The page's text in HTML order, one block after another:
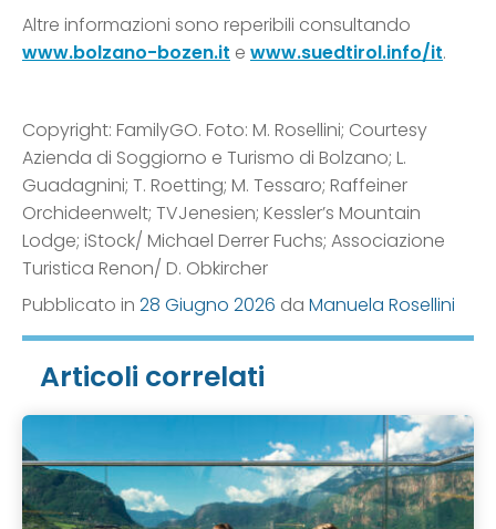
Altre informazioni sono reperibili consultando
www.bolzano-bozen.it e www.suedtirol.info/it.
Copyright: FamilyGO. Foto: M. Rosellini; Courtesy
Azienda di Soggiorno e Turismo di Bolzano; L.
Guadagnini; T. Roetting; M. Tessaro; Raffeiner
Orchideenwelt; TVJenesien; Kessler’s Mountain
Lodge; iStock/ Michael Derrer Fuchs; Associazione
Turistica Renon/ D. Obkircher
Pubblicato in 28 Giugno 2026 da Manuela Rosellini
Articoli correlati